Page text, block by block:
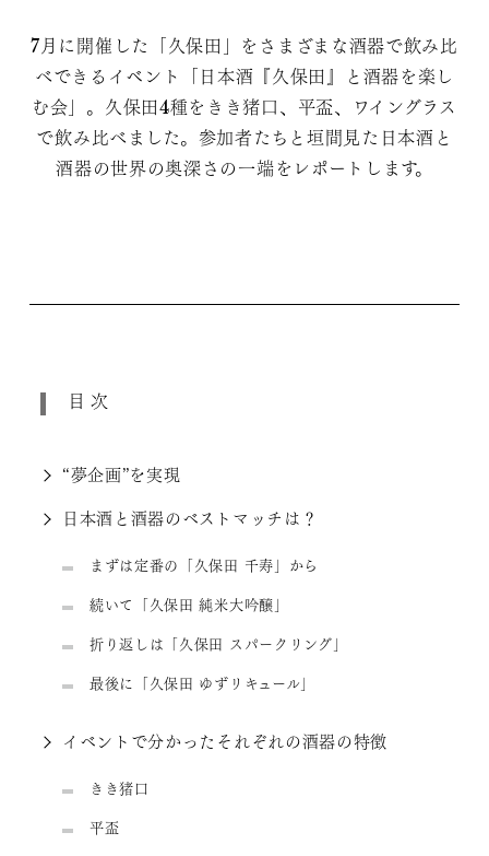
7月に開催した「久保田」をさまざまな酒器で飲み比
べできるイベント「日本酒『久保田』と酒器を楽し
む会」。久保田4種をきき猪口、平盃、ワイングラス
で飲み比べました。参加者たちと垣間見た日本酒と
酒器の世界の奥深さの一端をレポートします。
目次
“夢企画”を実現
日本酒と酒器のベストマッチは？
まずは定番の「久保田 千寿」から
続いて「久保田 純米大吟醸」
折り返しは「久保田 スパークリング」
最後に「久保田 ゆずリキュール」
イベントで分かったそれぞれの酒器の特徴
きき猪口
平盃